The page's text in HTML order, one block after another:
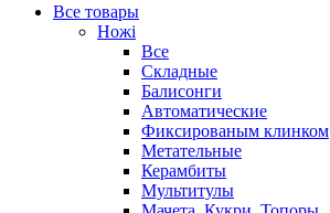
Все товары
Ножі
Все
Складные
Балисонги
Автоматические
Фиксированым клинком
Метательные
Керамбиты
Мультитулы